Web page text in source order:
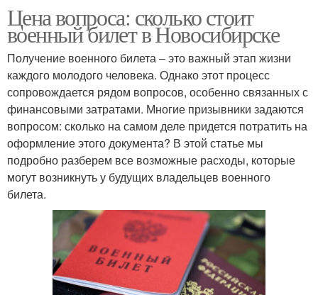
Цена вопроса: сколько стоит
военный билет в Новосибирске
Получение военного билета – это важный этап жизни
каждого молодого человека. Однако этот процесс
сопровождается рядом вопросов, особенно связанных с
финансовыми затратами. Многие призывники задаются
вопросом: сколько на самом деле придется потратить на
оформление этого документа? В этой статье мы
подробно разберем все возможные расходы, которые
могут возникнуть у будущих владельцев военного
билета.